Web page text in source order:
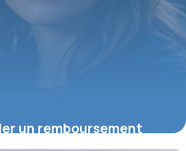
un remboursement